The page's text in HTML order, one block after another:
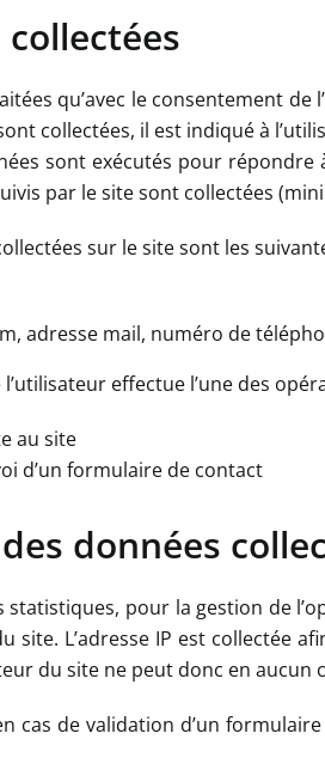
qu’avec le consentement
collectées, il est indiqué à
sont exécutés pour
par le site sont collectées
sur le site sont les
adresse mail, numéro de
effectue l’une des
au site
d’un formulaire de contact
données
statistiques, pour la gestion de
L’adresse IP est collectée
du site ne peut donc en
cas de validation d’un